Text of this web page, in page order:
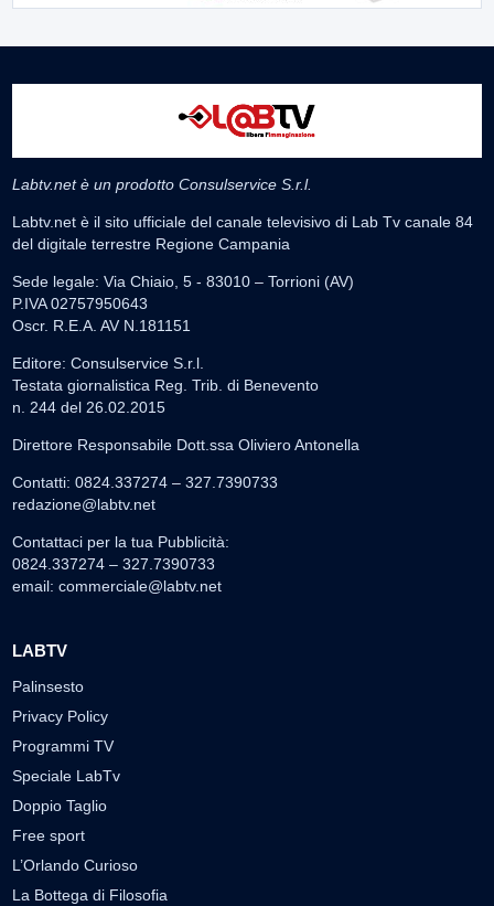
Labtv.net è un prodotto Consulservice S.r.l.
Labtv.net è il sito ufficiale del canale televisivo di Lab Tv canale 84
del digitale terrestre Regione Campania
Sede legale: Via Chiaio, 5 - 83010 – Torrioni (AV)
P.IVA 02757950643
Oscr. R.E.A. AV N.181151
Editore: Consulservice S.r.l.
Testata giornalistica Reg. Trib. di Benevento
n. 244 del 26.02.2015
Direttore Responsabile Dott.ssa Oliviero Antonella
Contatti: 0824.337274 – 327.7390733
redazione@labtv.net
Contattaci per la tua Pubblicità:
0824.337274 – 327.7390733
email: commerciale@labtv.net
LABTV
Palinsesto
Privacy Policy
Programmi TV
Speciale LabTv
Doppio Taglio
Free sport
L’Orlando Curioso
La Bottega di Filosofia